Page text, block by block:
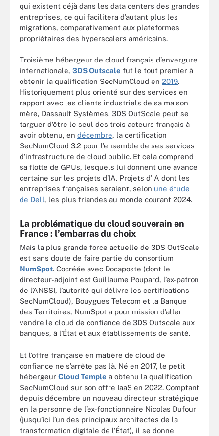
qui existent déjà dans les data centers des grandes
entreprises, ce qui facilitera d’autant plus les
migrations, comparativement aux plateformes
propriétaires des hyperscalers américains.
Troisième hébergeur de cloud français d’envergure
internationale, 3DS Outscale fut le tout premier à
obtenir la qualification SecNumCloud en 2019.
Historiquement plus orienté sur des services en
rapport avec les clients industriels de sa maison
mère, Dassault Systèmes, 3DS OutScale peut se
targuer d’être le seul des trois acteurs français à
avoir obtenu, en décembre, la certification
SecNumCloud 3.2 pour l’ensemble de ses services
d’infrastructure de cloud public. Et cela comprend
sa flotte de GPUs, lesquels lui donnent une avance
certaine sur les projets d’IA. Projets d’IA dont les
entreprises françaises seraient, selon une étude
de Dell, les plus friandes au monde courant 2024.
La problématique du cloud souverain en
France : l’embarras du choix
Mais la plus grande force actuelle de 3DS OutScale
est sans doute de faire partie du consortium
NumSpot. Cocréée avec Docaposte (dont le
directeur-adjoint est Guillaume Poupard, l’ex-patron
de l’ANSSI, l’autorité qui délivre les certifications
SecNumCloud), Bouygues Telecom et la Banque
des Territoires, NumSpot a pour mission d’aller
vendre le cloud de confiance de 3DS Outscale aux
banques, à l’État et aux établissements de santé.
Et l’offre française en matière de cloud de
confiance ne s’arrête pas là. Né en 2017, le petit
hébergeur Cloud Temple a obtenu la qualification
SecNumCloud sur son offre IaaS en 2022. Comptant
depuis décembre un nouveau directeur stratégique
en la personne de l’ex-fonctionnaire Nicolas Dufour
(jusqu’ici l’un des principaux architectes de la
transformation digitale de l’État), il se donne